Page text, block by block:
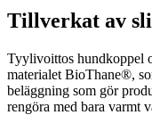
Tillverkat av
Tyylivoittos hundkoppel
materialet BioThane®,
beläggning som gör
rengöra med bara varmt